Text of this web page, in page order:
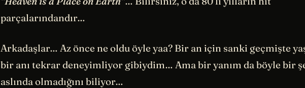
parçalarındandır…
Arkadaşlar… Az önce ne oldu öyle yaa? Bir an için sanki geçmişte
bir anı tekrar deneyimliyor gibiydim… Ama bir yanım da böyle bir
aslında olmadığını biliyor…